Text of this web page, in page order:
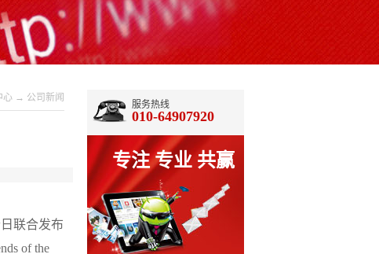
心 → 公司新闻
联合发布
of the
服务热线
010-64907920
专注 专业 共赢